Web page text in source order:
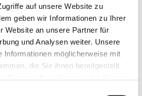
auf unsere Website zu
geben wir Informationen zu Ihrer
Website an unsere Partner für
und Analysen weiter. Unsere
Informationen möglicherweise mit
die Sie ihnen bereitgestellt
als Basis für die zukünftige
wussten wir, wo der
wirtschaftlich stark sind,
detaillierten Zusammenhänge
hat uns unsere Wirtschaftsstruktur
und Stärken und Schwächen